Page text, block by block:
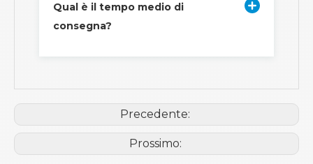
Qual è il tempo medio di
consegna?
Precedente:
Prossimo: